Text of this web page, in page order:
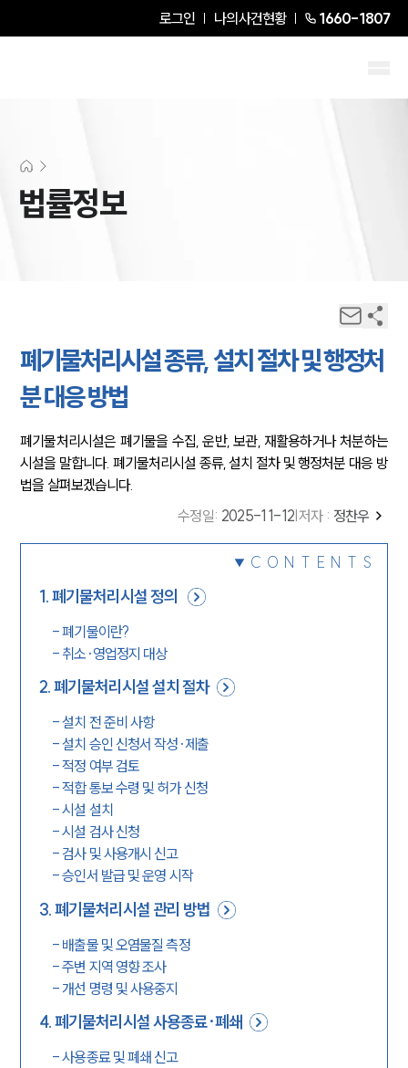
로그인 나의사건현황 1660-1807
법률정보
폐기물처리시설 종류, 설치 절차 및 행정처
분 대응 방법
폐기물처리시설은 폐기물을 수집, 운반, 보관, 재활용하거나 처분하는
시설을 말합니다. 폐기물처리시설 종류, 설치 절차 및 행정처분 대응 방
법을 살펴보겠습니다.
수정일: 2025-11-12 저자 : 정찬우
CONTENTS
1.폐기물처리시설 정의
-폐기물이란?
-취소·영업정지 대상
2.폐기물처리시설 설치 절차
-설치 전 준비 사항
-설치 승인 신청서 작성·제출
-적정 여부 검토
-적합 통보 수령 및 허가 신청
-시설 설치
-시설 검사 신청
-검사 및 사용개시 신고
-승인서 발급 및 운영 시작
3.폐기물처리시설 관리 방법
- 배출물 및 오염물질 측정
-주변 지역 영향 조사
-개선 명령 및 사용중지
4.폐기물처리시설 사용종료·폐쇄
-사용종료 및 폐쇄 신고